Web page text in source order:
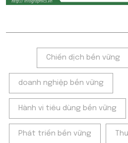
Chiến dịch bền vững
doanh nghiệp bền vững
Hành vi tiêu dùng bền vững
Phát triển bền vững